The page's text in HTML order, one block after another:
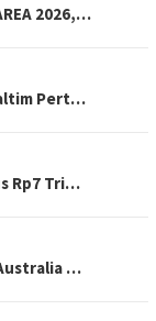
2026,…
Pert…
Rp7 Tri…
…